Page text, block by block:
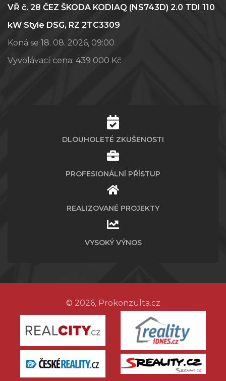
VŘ č. 28 ČEZ ŠKODA KODIAQ (NS743D) 2.0 TDI 110
kW Style DSG, RZ 2TC3309
Koná se 18. 08. 2026, 09:00
Vyvolávací cena: 439 000 Kč
DLOUHOLETÉ ZKUŠENOSTI
PROFESIONÁLNÍ PŘÍSTUP
REALIZOVANÉ PROJEKTY
VYSOKÝ VÝNOS
© 2026, Prokonzulta.cz